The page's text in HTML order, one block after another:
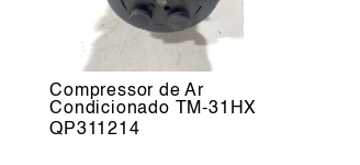
Compressor de Ar
Condicionado TM-31HX
QP311214